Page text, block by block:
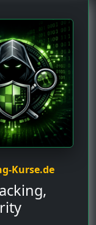
Kurse.de